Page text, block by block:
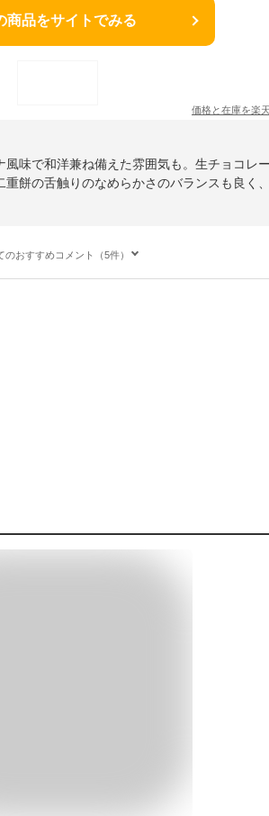
商品をサイトでみる
価格と在庫を楽天
味で和洋兼ね備えた雰囲気も。生チョコレ
餅の舌触りのなめらかさのバランスも良く
のおすすめコメント（5件）